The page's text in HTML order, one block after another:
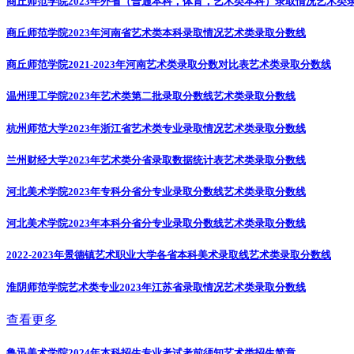
商丘师范学院2023年河南省艺术类本科录取情况艺术类录取分数线
商丘师范学院2021-2023年河南艺术类录取分数对比表艺术类录取分数线
温州理工学院2023年艺术类第二批录取分数线艺术类录取分数线
杭州师范大学2023年浙江省艺术类专业录取情况艺术类录取分数线
兰州财经大学2023年艺术类分省录取数据统计表艺术类录取分数线
河北美术学院2023年专科分省分专业录取分数线艺术类录取分数线
河北美术学院2023年本科分省分专业录取分数线艺术类录取分数线
2022-2023年景德镇艺术职业大学各省本科美术录取线艺术类录取分数线
淮阴师范学院艺术类专业2023年江苏省录取情况艺术类录取分数线
查看更多